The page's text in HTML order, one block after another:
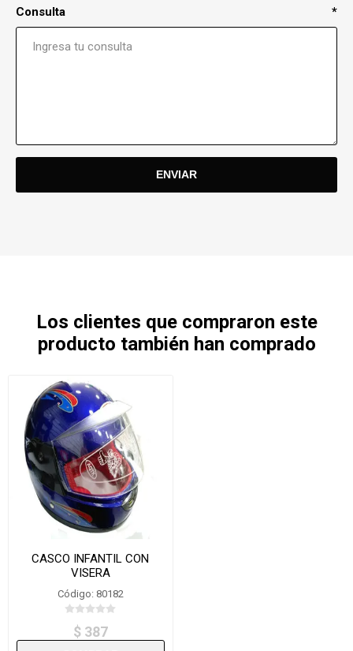
Consulta *
Los clientes que compraron este
producto también han comprado
CASCO INFANTIL CON
VISERA
Código: 80182
$ 387